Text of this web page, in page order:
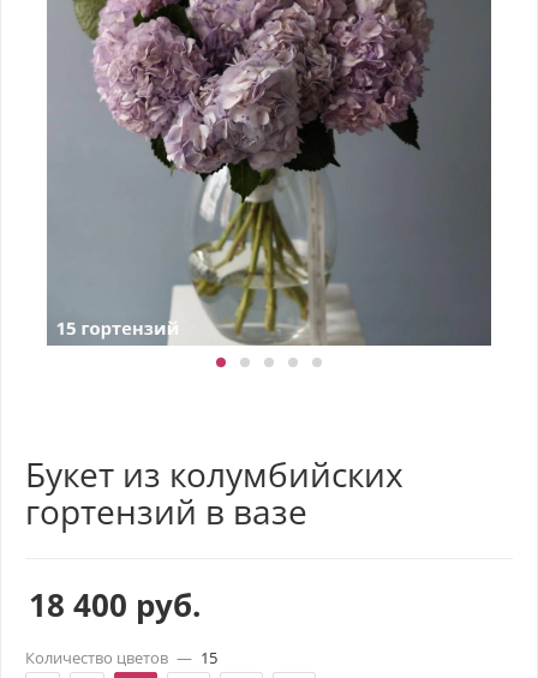
Букет из колумбийских
гортензий в вазе
18 400 руб.
Количество цветов — 15